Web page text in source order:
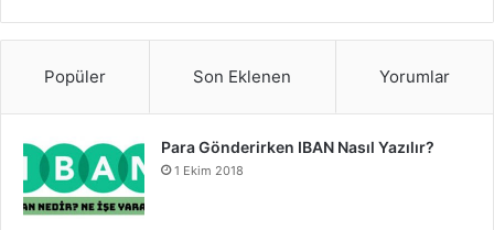
Popüler Son Eklenen Yorumlar
Para Gönderirken IBAN Nasıl Yazılır?
1 Ekim 2018